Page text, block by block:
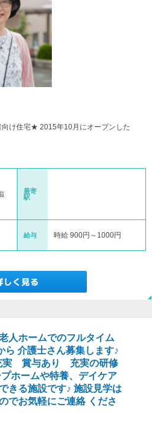
向け住宅★ 2015年10月にオープンした
最寄
駅
給与 時給 900円～1000円
人ホームでのフルタイム
介護士さん募集します♪
賞与あり 充実の研修
ホームや特養、デイケア
きる施設です♪ 施設見学は
でお気軽にご連絡 くださ